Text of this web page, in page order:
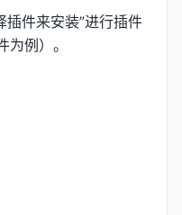
插件来安装”进行插件
例）。